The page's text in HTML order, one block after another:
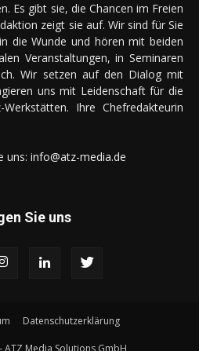
Es gibt sie, die Chancen im Freien
zeigt sie auf. Wir sind für Sie
die Wunde und hören mit beiden
Veranstaltungen, in Seminaren
Wir setzen auf den Dialog mit
uns mit Leidenschaft für die
Ihre Chefredakteurin
uns: info@atz-media.de
Sie uns
Datenschutzerklärung
ATZ Media Solutions GmbH